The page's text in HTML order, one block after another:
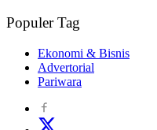
Populer Tag
Ekonomi & Bisnis
Advertorial
Pariwara